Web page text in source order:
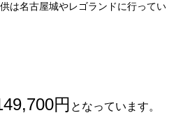
は名古屋城やレゴランドに行ってい
円 となっています。